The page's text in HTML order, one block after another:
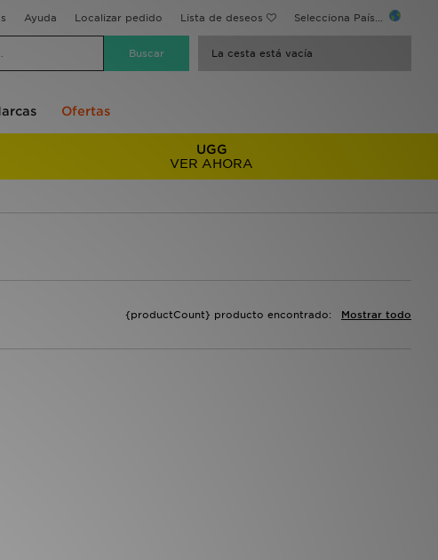
Ayuda Localizar pedido Lista de deseos Selecciona País...
La cesta está vacía
Ofertas
UGG
VER AHORA
Mostrar todo
{productCount} producto encontrado: